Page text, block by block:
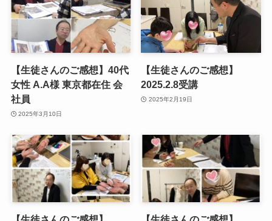
【生徒さんのご感想】40代
女性 A.A様 東京都在住 会
社員
2025年3月10日
【生徒さんのご感想】
2025.2.8受講
2025年2月19日